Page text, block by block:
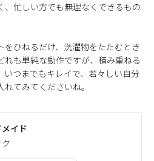
、忙しい方でも無理なくできるもの
ひねるだけ、洗濯物をたたむとき
れも単純な動作ですが、積み重ねる
いつまでもキレイで、若々しい自分
てみてくださいね。
メイド